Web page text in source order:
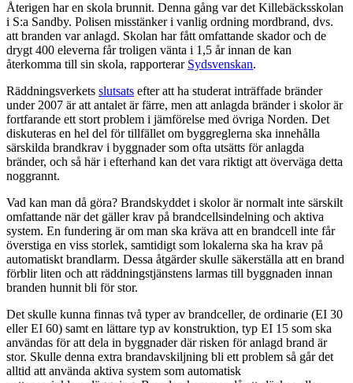
Återigen har en skola brunnit. Denna gång var det Killebäcksskolan
i S:a Sandby. Polisen misstänker i vanlig ordning mordbrand, dvs.
att branden var anlagd. Skolan har fått omfattande skador och de
drygt 400 eleverna får troligen vänta i 1,5 år innan de kan
återkomma till sin skola, rapporterar Sydsvenskan.
Räddningsverkets slutsats efter att ha studerat inträffade bränder
under 2007 är att antalet är färre, men att anlagda bränder i skolor är
fortfarande ett stort problem i jämförelse med övriga Norden. Det
diskuteras en hel del för tillfället om byggreglerna ska innehålla
särskilda brandkrav i byggnader som ofta utsätts för anlagda
bränder, och så här i efterhand kan det vara riktigt att överväga detta
noggrannt.
Vad kan man då göra? Brandskyddet i skolor är normalt inte särskilt
omfattande när det gäller krav på brandcellsindelning och aktiva
system. En fundering är om man ska kräva att en brandcell inte får
överstiga en viss storlek, samtidigt som lokalerna ska ha krav på
automatiskt brandlarm. Dessa åtgärder skulle säkerställa att en brand
förblir liten och att räddningstjänstens larmas till byggnaden innan
branden hunnit bli för stor.
Det skulle kunna finnas två typer av brandceller, de ordinarie (EI 30
eller EI 60) samt en lättare typ av konstruktion, typ EI 15 som ska
användas för att dela in byggnader där risken för anlagd brand är
stor. Skulle denna extra brandavskiljning bli ett problem så går det
alltid att använda aktiva system som automatisk